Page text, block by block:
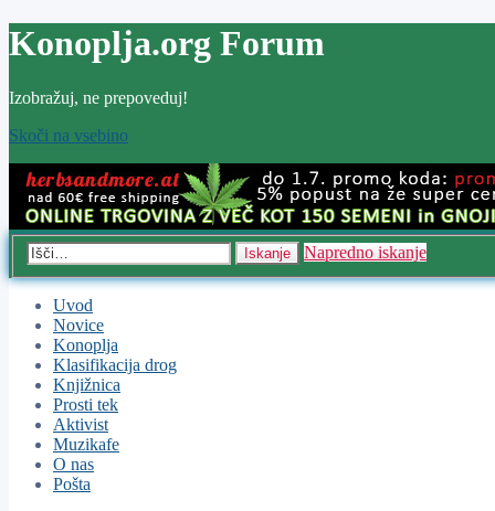
Konoplja.org Forum
Izobražuj, ne prepoveduj!
Skoči na vsebino
Iskanje Napredno iskanje
Uvod
Novice
Konoplja
Klasifikacija drog
Knjižnica
Prosti tek
Aktivist
Muzikafe
O nas
Pošta